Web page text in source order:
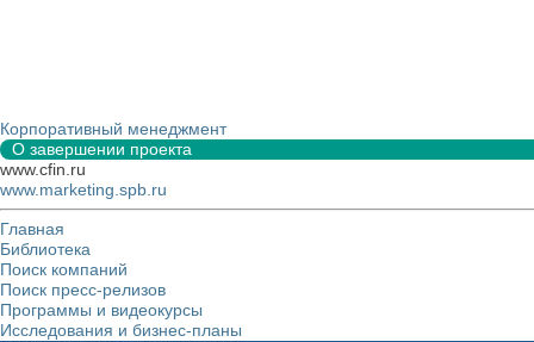
Корпоративный менеджмент
О завершении проекта
www.cfin.ru
www.marketing.spb.ru
Главная
Библиотека
Поиск компаний
Поиск пресс-релизов
Программы и видеокурсы
Исследования и бизнес-планы